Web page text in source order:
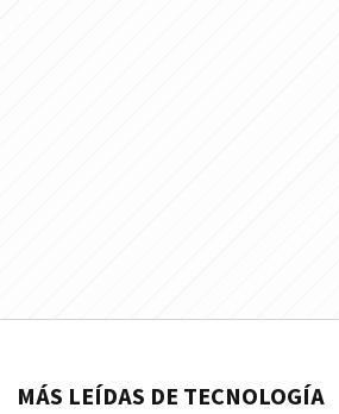
MÁS LEÍDAS DE TECNOLOGÍA